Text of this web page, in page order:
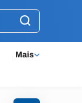
Mais